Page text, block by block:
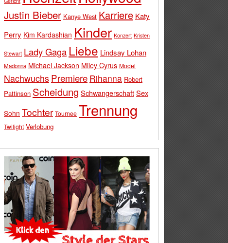
Justin Bieber Kanye West Karriere Katy
Perry Kim Kardashian Kinder Konzert Kristen
Stewart Lady Gaga Liebe Lindsay Lohan
Madonna Michael Jackson Miley Cyrus Model
Nachwuchs Premiere Rihanna Robert
Pattinson Scheidung SchwangerschaftSex
Sohn Tochter Tournee Trennung
Twilight Verlobung